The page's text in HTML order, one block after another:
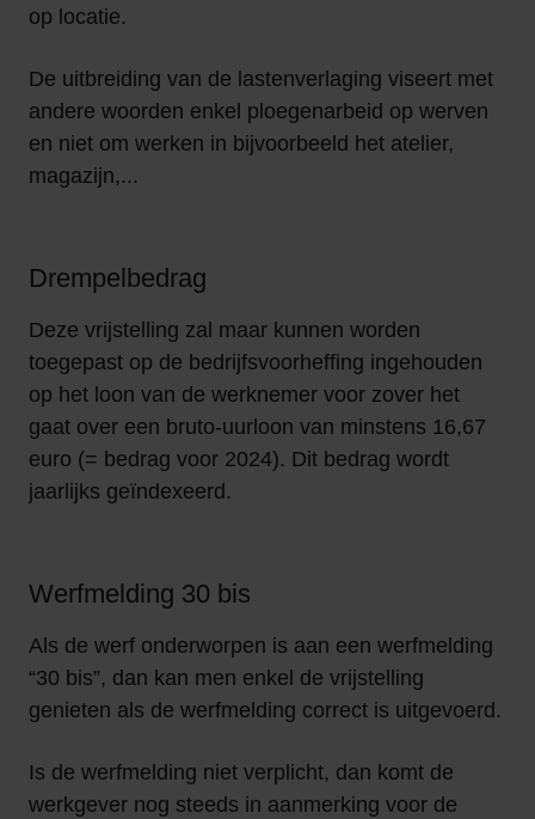
op locatie.
De uitbreiding van de lastenverlaging viseert met
andere woorden enkel ploegenarbeid op werven
en niet om werken in bijvoorbeeld het atelier,
magazijn,...
Drempelbedrag
Deze vrijstelling zal maar kunnen worden
toegepast op de bedrijfsvoorheffing ingehouden
op het loon van de werknemer voor zover het
gaat over een bruto-uurloon van minstens 16,67
euro (= bedrag voor 2024). Dit bedrag wordt
jaarlijks geïndexeerd.
Werfmelding 30 bis
Als de werf onderworpen is aan een werfmelding
“30 bis”, dan kan men enkel de vrijstelling
genieten als de werfmelding correct is uitgevoerd.
Is de werfmelding niet verplicht, dan komt de
werkgever nog steeds in aanmerking voor de